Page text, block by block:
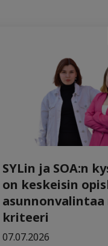
SYLin ja SOA:n
on keskeisin
kriteeri
07.07.2026